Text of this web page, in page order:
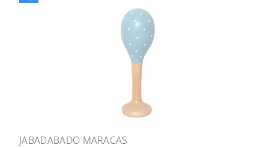
JABADABADO MARACAS